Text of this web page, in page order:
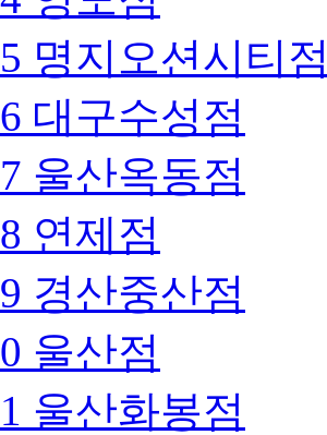
명지오션시티
대구수성점
울산옥동점
연제점
경산중산점
울산점
울산화봉점